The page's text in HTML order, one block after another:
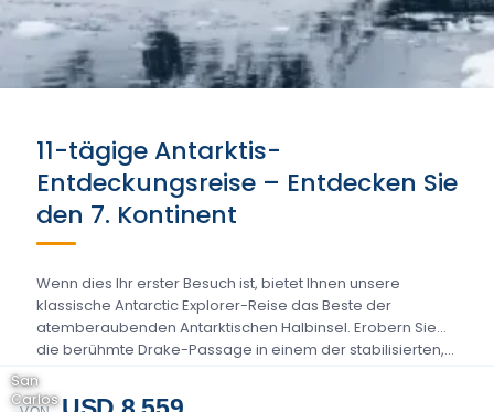
11-tägige Antarktis-
Entdeckungsreise – Entdecken Sie
den 7. Kontinent
Wenn dies Ihr erster Besuch ist, bietet Ihnen unsere
klassische Antarctic Explorer-Reise das Beste der
atemberaubenden Antarktischen Halbinsel. Erobern Sie
die berühmte Drake-Passage in einem der stabilisierten,...
San
Carlos